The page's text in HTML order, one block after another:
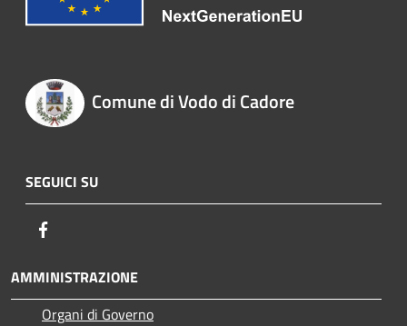
Comune di Vodo di Cadore
SEGUICI SU
AMMINISTRAZIONE
Organi di Governo